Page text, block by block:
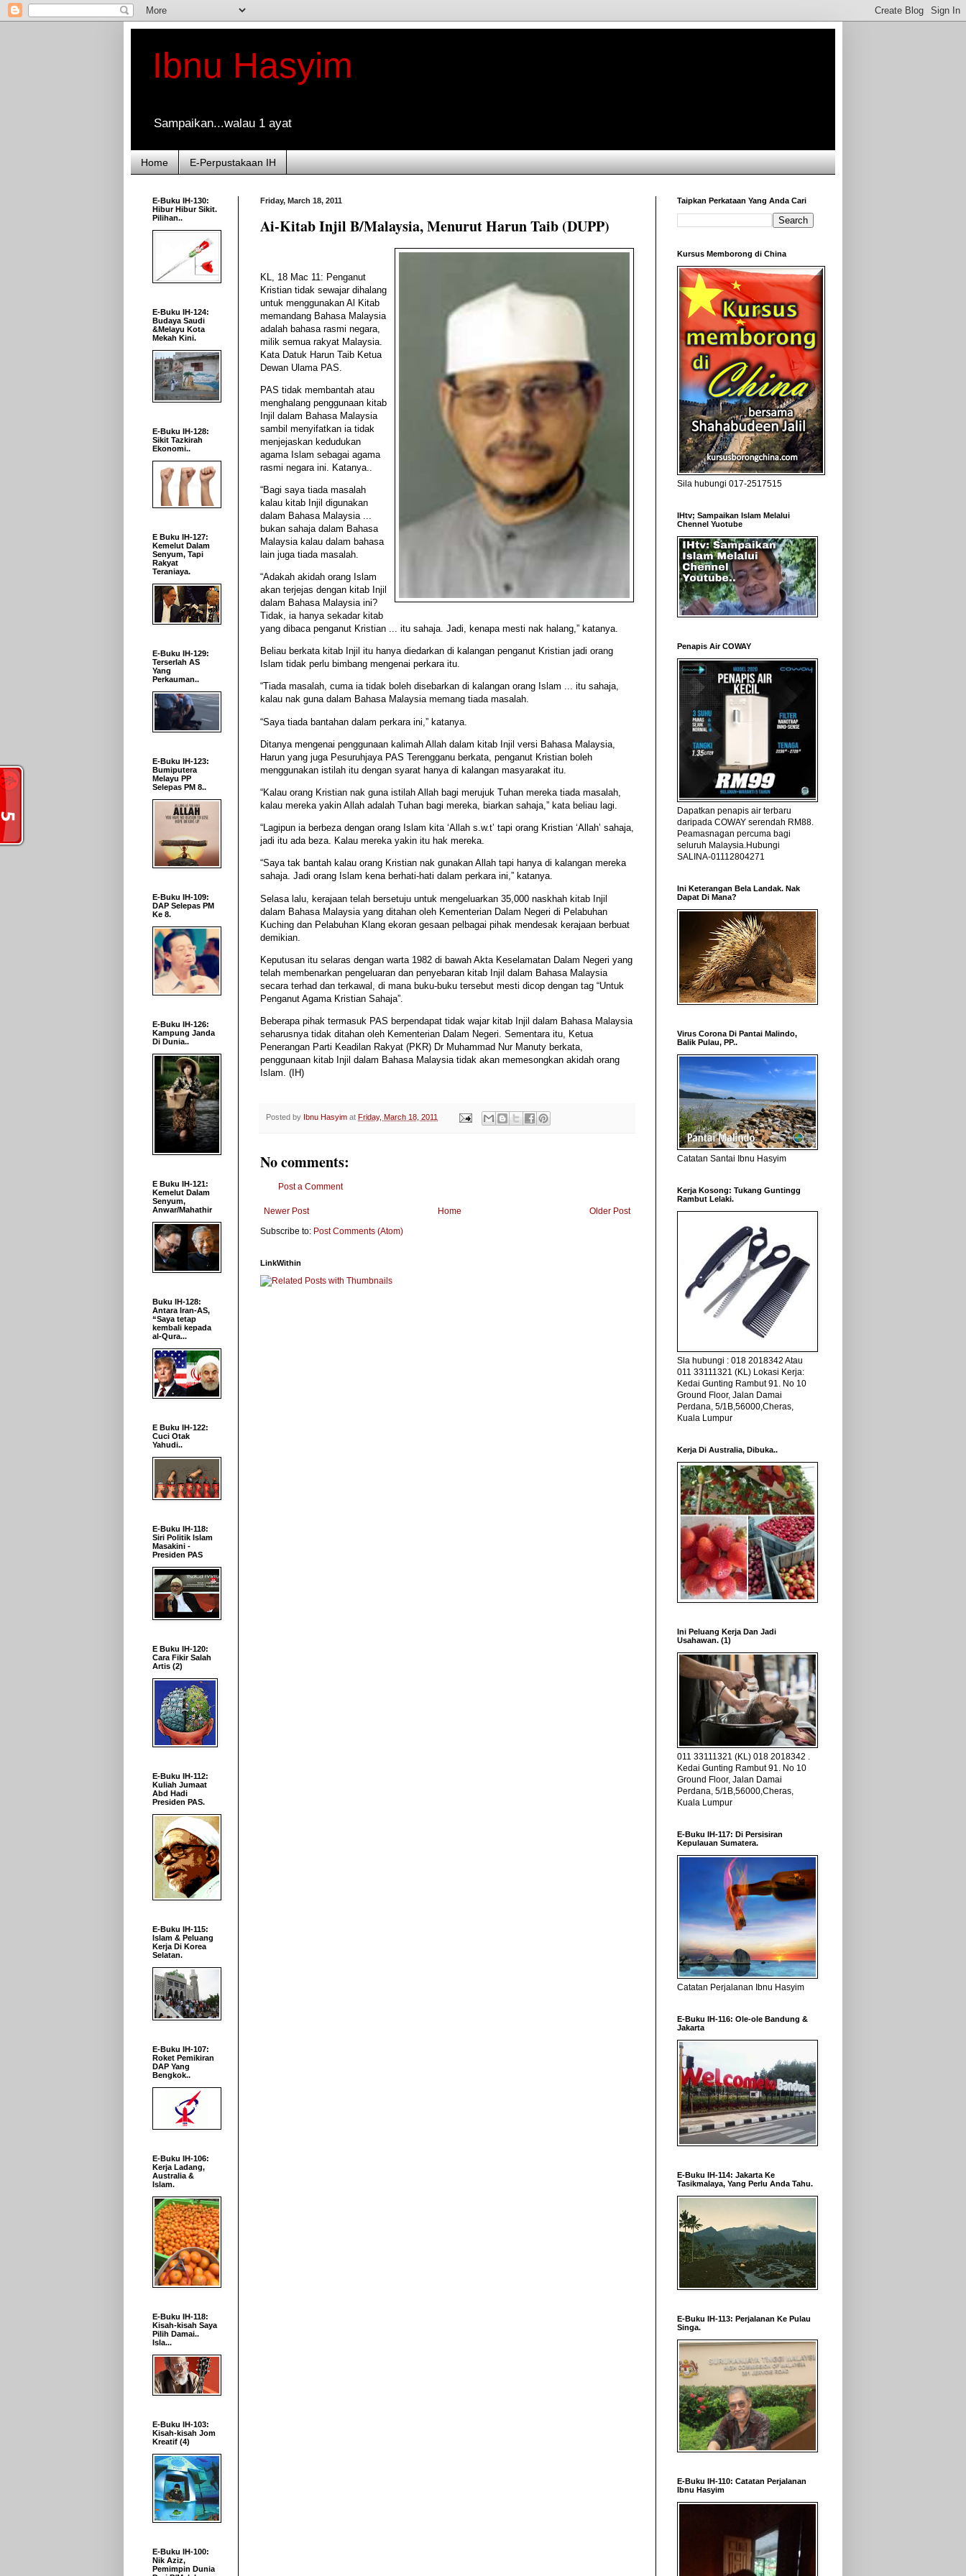
Ibnu Hasyim
Sampaikan...walau 1 ayat
Home E-Perpustakaan IH
Friday, March 18, 2011
Ai-Kitab Injil B/Malaysia, Menurut Harun Taib (DUPP)
KL, 18 Mac 11: Penganut
Kristian tidak sewajar dihalang
untuk menggunakan Al Kitab
memandang Bahasa Malaysia
adalah bahasa rasmi negara,
milik semua rakyat Malaysia.
Kata Datuk Harun Taib Ketua
Dewan Ulama PAS.
PAS tidak membantah atau
menghalang penggunaan kitab
Injil dalam Bahasa Malaysia
sambil menyifatkan ia tidak
menjejaskan kedudukan
agama Islam sebagai agama
rasmi negara ini. Katanya..
“Bagi saya tiada masalah
kalau kitab Injil digunakan
dalam Bahasa Malaysia ...
bukan sahaja dalam Bahasa
Malaysia kalau dalam bahasa
lain juga tiada masalah.
“Adakah akidah orang Islam
akan terjejas dengan kitab Injil
dalam Bahasa Malaysia ini?
Tidak, ia hanya sekadar kitab
yang dibaca penganut Kristian ... itu sahaja. Jadi, kenapa mesti nak halang,” katanya.
Beliau berkata kitab Injil itu hanya diedarkan di kalangan penganut Kristian jadi orang
Islam tidak perlu bimbang mengenai perkara itu.
“Tiada masalah, cuma ia tidak boleh disebarkan di kalangan orang Islam ... itu sahaja,
kalau nak guna dalam Bahasa Malaysia memang tiada masalah.
“Saya tiada bantahan dalam perkara ini,” katanya.
Ditanya mengenai penggunaan kalimah Allah dalam kitab Injil versi Bahasa Malaysia,
Harun yang juga Pesuruhjaya PAS Terengganu berkata, penganut Kristian boleh
menggunakan istilah itu dengan syarat hanya di kalangan masyarakat itu.
“Kalau orang Kristian nak guna istilah Allah bagi merujuk Tuhan mereka tiada masalah,
kalau mereka yakin Allah adalah Tuhan bagi mereka, biarkan sahaja,” kata beliau lagi.
“Lagipun ia berbeza dengan orang Islam kita ‘Allah s.w.t’ tapi orang Kristian ‘Allah’ sahaja,
jadi itu ada beza. Kalau mereka yakin itu hak mereka.
“Saya tak bantah kalau orang Kristian nak gunakan Allah tapi hanya di kalangan mereka
sahaja. Jadi orang Islam kena berhati-hati dalam perkara ini,” katanya.
Selasa lalu, kerajaan telah bersetuju untuk mengeluarkan 35,000 naskhah kitab Injil
dalam Bahasa Malaysia yang ditahan oleh Kementerian Dalam Negeri di Pelabuhan
Kuching dan Pelabuhan Klang ekoran gesaan pelbagai pihak mendesak kerajaan berbuat
demikian.
Keputusan itu selaras dengan warta 1982 di bawah Akta Keselamatan Dalam Negeri yang
telah membenarkan pengeluaran dan penyebaran kitab Injil dalam Bahasa Malaysia
secara terhad dan terkawal, di mana buku-buku tersebut mesti dicop dengan tag “Untuk
Penganut Agama Kristian Sahaja”.
Beberapa pihak termasuk PAS berpendapat tidak wajar kitab Injil dalam Bahasa Malaysia
seharusnya tidak ditahan oleh Kementerian Dalam Negeri. Sementara itu, Ketua
Penerangan Parti Keadilan Rakyat (PKR) Dr Muhammad Nur Manuty berkata,
penggunaan kitab Injil dalam Bahasa Malaysia tidak akan memesongkan akidah orang
Islam. (IH)
Posted by Ibnu Hasyim at Friday, March 18, 2011
No comments:
Post a Comment
Newer Post Older Post
Home
Subscribe to: Post Comments (Atom)
LinkWithin
E-Buku IH-130:
Hibur Hibur Sikit.
Pilihan..
E-Buku IH-124:
Budaya Saudi
&Melayu Kota
Mekah Kini.
E-Buku IH-128:
Sikit Tazkirah
Ekonomi..
E Buku IH-127:
Kemelut Dalam
Senyum, Tapi
Rakyat
Teraniaya.
E-Buku IH-129:
Terserlah AS
Yang
Perkauman..
E-Buku IH-123:
Bumiputera
Melayu PP
Selepas PM 8..
E-Buku IH-109:
DAP Selepas PM
Ke 8.
E-Buku IH-126:
Kampung Janda
Di Dunia..
E Buku IH-121:
Kemelut Dalam
Senyum,
Anwar/Mahathir
Buku IH-128:
Antara Iran-AS,
“Saya tetap
kembali kepada
al-Qura...
E Buku IH-122:
Cuci Otak
Yahudi..
E-Buku IH-118:
Siri Politik Islam
Masakini -
Presiden PAS
E Buku IH-120:
Cara Fikir Salah
Artis (2)
E-Buku IH-112:
Kuliah Jumaat
Abd Hadi
Presiden PAS.
E-Buku IH-115:
Islam & Peluang
Kerja Di Korea
Selatan.
E-Buku IH-107:
Roket Pemikiran
DAP Yang
Bengkok..
E-Buku IH-106:
Kerja Ladang,
Australia &
Islam.
E-Buku IH-118:
Kisah-kisah Saya
Pilih Damai..
Isla...
E-Buku IH-103:
Kisah-kisah Jom
Kreatif (4)
E-Buku IH-100:
Nik Aziz,
Pemimpin Dunia
Taipkan Perkataan Yang Anda Cari
Kursus Memborong di China
Sila hubungi 017-2517515
IHtv; Sampaikan Islam Melalui
Chennel Yuotube
Penapis Air COWAY
Dapatkan penapis air terbaru
daripada COWAY serendah RM88.
Peamasnagan percuma bagi
seluruh Malaysia.Hubungi
SALINA-01112804271
Ini Keterangan Bela Landak. Nak
Dapat Di Mana?
Virus Corona Di Pantai Malindo,
Balik Pulau, PP..
Catatan Santai Ibnu Hasyim
Kerja Kosong: Tukang Guntingg
Rambut Lelaki.
Sla hubungi : 018 2018342 Atau
011 33111321 (KL) Lokasi Kerja:
Kedai Gunting Rambut 91. No 10
Ground Floor, Jalan Damai
Perdana, 5/1B,56000,Cheras,
Kuala Lumpur
Kerja Di Australia, Dibuka..
Ini Peluang Kerja Dan Jadi
Usahawan. (1)
011 33111321 (KL) 018 2018342 .
Kedai Gunting Rambut 91. No 10
Ground Floor, Jalan Damai
Perdana, 5/1B,56000,Cheras,
Kuala Lumpur
E-Buku IH-117: Di Persisiran
Kepulauan Sumatera.
Catatan Perjalanan Ibnu Hasyim
E-Buku IH-116: Ole-ole Bandung &
Jakarta
E-Buku IH-114: Jakarta Ke
Tasikmalaya, Yang Perlu Anda Tahu.
E-Buku IH-113: Perjalanan Ke Pulau
Singa.
E-Buku IH-110: Catatan Perjalanan
Ibnu Hasyim